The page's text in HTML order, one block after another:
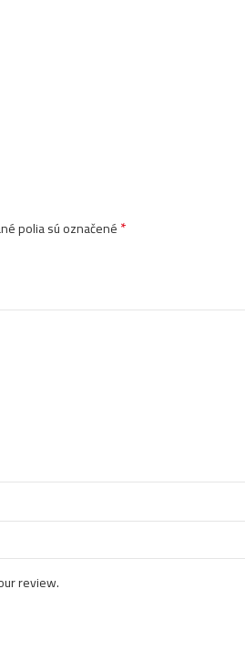
polia sú označené*
review.